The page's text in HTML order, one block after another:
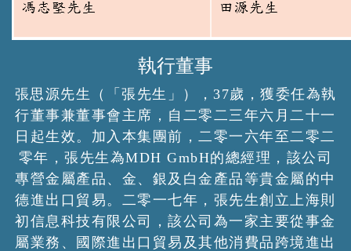
執行董事
張思源先生（「張先生」），37歲，獲委任為執
行董事兼董事會主席，自二零二三年六月二十一
日起生效。加入本集團前，二零一六年至二零二
零年，張先生為MDH GmbH的總經理，該公司
專營金屬產品、金、銀及白金產品等貴金屬的中
德進出口貿易。二零一七年，張先生創立上海則
初信息科技有限公司，該公司為一家主要從事金
屬業務、國際進出口貿易及其他消費品跨境進出